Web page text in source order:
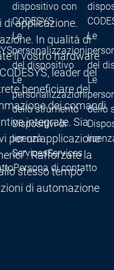
dispositivo con
CODESYS
Le
personalizzazioni
del dispositivo
Le
del
Le
personalizzazioni
dello strumento
Le
dello
Dispositivi di
licenza
ServicesServices
Persona di contatto
applicazione.
In qualità di
il vostro hardware
leader del
beneficiare del
dei comandi
integrate. Sia
per un'applicazione
Rafforzate la
stesso tempo
di automazione